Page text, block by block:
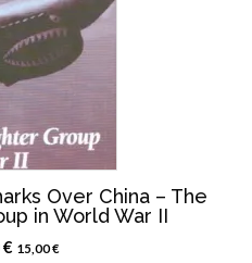
Over China – The
in World War II
€ 15,00€